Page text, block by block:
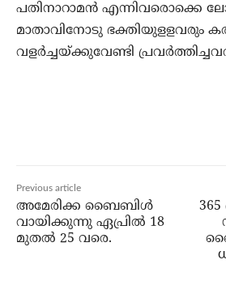
പതിനാറാമന്‍ എന്നിവരൊക്കെ
മാതാവിനോടു ഭക്തിയുളളവരും
വളര്‍ച്ചയ്ക്കുവേണ്ടി
Previous article
അമേരിക്ക ബൈബിള്‍
വായിക്കുന്നു ഏപ്രില്‍ 18
മുതല്‍ 25 വരെ.
365